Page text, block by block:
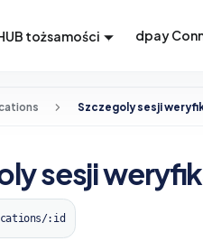
tożsamości dpay
Szczegoly sesji
sesji
:id